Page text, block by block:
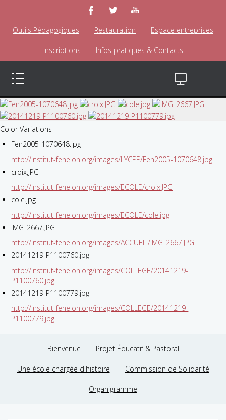
Outils Pédagogiques Restauration Espace entreprises
Inscriptions Infos pratiques & Contacts
Color Variations
Fen2005-1070648.jpg
http://institut-fenelon.org/images/LYCEE/Fen2005-1070648.jpg
croix.JPG
http://institut-fenelon.org/images/ECOLE/croix.JPG
cole.jpg
http://institut-fenelon.org/images/ECOLE/cole.jpg
IMG_2667.JPG
http://institut-fenelon.org/images/ACCUEIL/IMG_2667.JPG
20141219-P1100760.jpg
http://institut-fenelon.org/images/COLLEGE/20141219-
P1100760.jpg
20141219-P1100779.jpg
http://institut-fenelon.org/images/COLLEGE/20141219-
P1100779.jpg
Bienvenue Projet Éducatif & Pastoral
Une école chargée d'histoire Commission de Solidarité
Organigramme